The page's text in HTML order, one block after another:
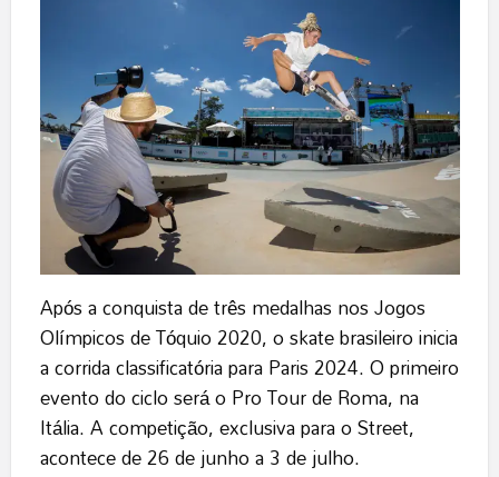
Após a conquista de três medalhas nos Jogos
Olímpicos de Tóquio 2020, o skate brasileiro inicia
a corrida classificatória para Paris 2024. O primeiro
evento do ciclo será o Pro Tour de Roma, na
Itália. A competição, exclusiva para o Street,
acontece de 26 de junho a 3 de julho.